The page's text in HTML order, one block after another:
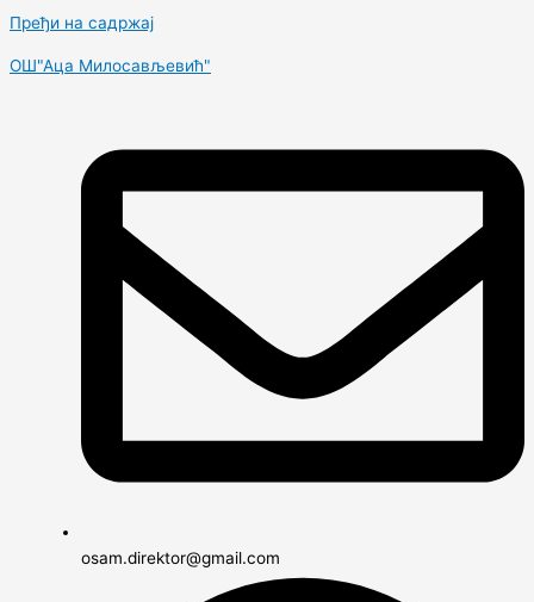
Пређи на садржај
OШ"Аца Милосављевић"
osam.direktor@gmail.com